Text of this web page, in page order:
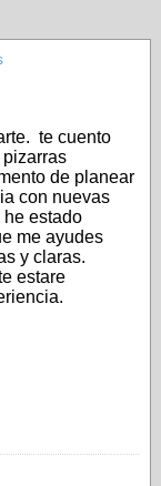
te cuento
de planear
con nuevas
he estado
me ayudes
y claras.
estare